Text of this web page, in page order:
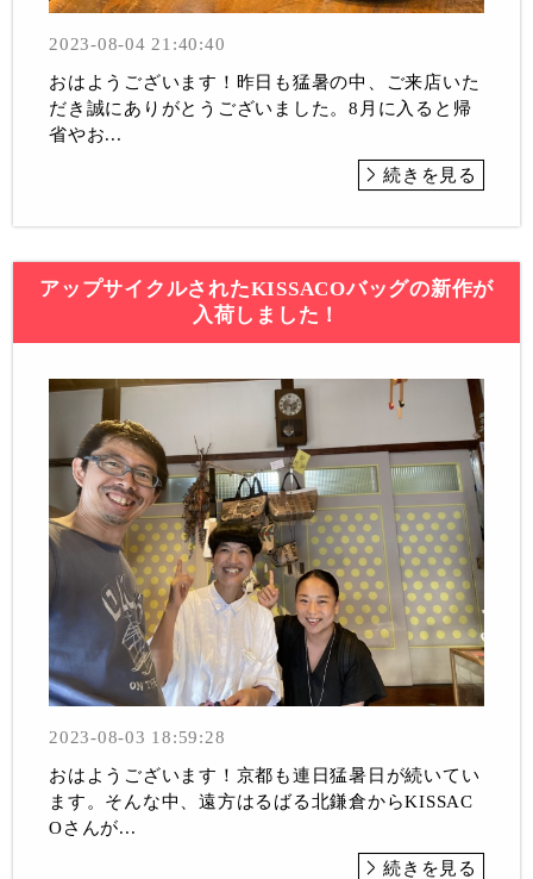
2023-08-04 21:40:40
おはようございます！昨日も猛暑の中、ご来店いた
だき誠にありがとうございました。8月に入ると帰
省やお...
続きを見る
アップサイクルされたKISSACOバッグの新作が
入荷しました！
2023-08-03 18:59:28
おはようございます！京都も連日猛暑日が続いてい
ます。そんな中、遠方はるばる北鎌倉からKISSAC
Oさんが...
続きを見る